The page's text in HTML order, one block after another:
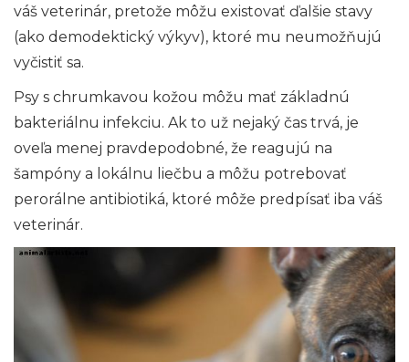
váš veterinár, pretože môžu existovať ďalšie stavy
(ako demodektický výkyv), ktoré mu neumožňujú
vyčistiť sa.
Psy s chrumkavou kožou môžu mať základnú
bakteriálnu infekciu. Ak to už nejaký čas trvá, je
oveľa menej pravdepodobné, že reagujú na
šampóny a lokálnu liečbu a môžu potrebovať
perorálne antibiotiká, ktoré môže predpísať iba váš
veterinár.